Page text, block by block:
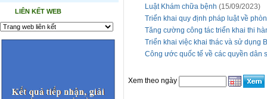
LIÊN KẾT WEB
Luật Khám chữa bệnh (15/09/2023)
Triển khai quy định pháp luật về
Tăng cường công tác triển khai thi
Triển khai việc khai thác và sử dụng
Công ước quốc tế về các quyền dân
Xem theo ngày